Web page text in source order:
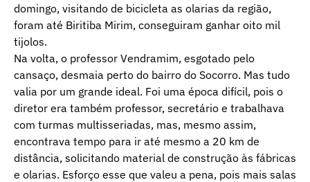
domingo, visitando de bicicleta as olarias da região,
foram até Biritiba Mirim, conseguiram ganhar oito mil
tijolos.
Na volta, o professor Vendramim, esgotado pelo
cansaço, desmaia perto do bairro do Socorro. Mas tudo
valia por um grande ideal. Foi uma época difícil, pois o
diretor era também professor, secretário e trabalhava
com turmas multisseriadas, mas, mesmo assim,
encontrava tempo para ir até mesmo a 20 km de
distância, solicitando material de construção às fábricas
e olarias. Esforço esse que valeu a pena, pois mais salas